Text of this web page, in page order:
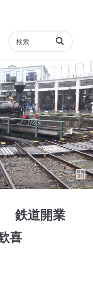
動画の検索語句
鉄道開業
喜
で共有